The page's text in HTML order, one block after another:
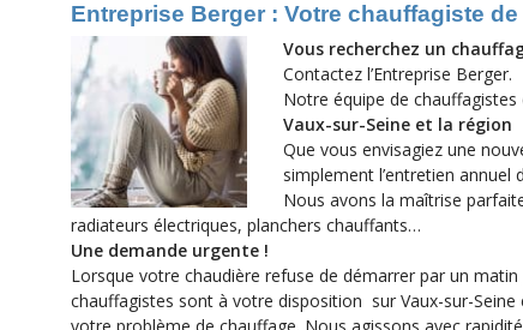
Entreprise Berger : Votre chauffagiste
Vous recherchez un
Contactez l’Entreprise Berger.
Notre équipe de
Vaux-sur-Seine et la région
Que vous envisagiez une
simplement l’entretien
Nous avons la maîtrise
radiateurs électriques, planchers chauffants…
Une demande urgente !
Lorsque votre chaudière refuse de démarrer par un
chauffagistes sont à votre disposition sur Vaux-sur-